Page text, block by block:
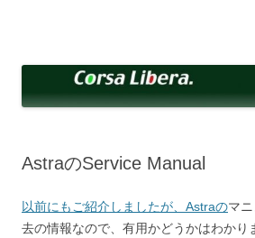
へ
ッ
AstraのService Manual
以前にもご紹介しましたが、Astraのマ
去の情報なので、有用かどうかはわかり